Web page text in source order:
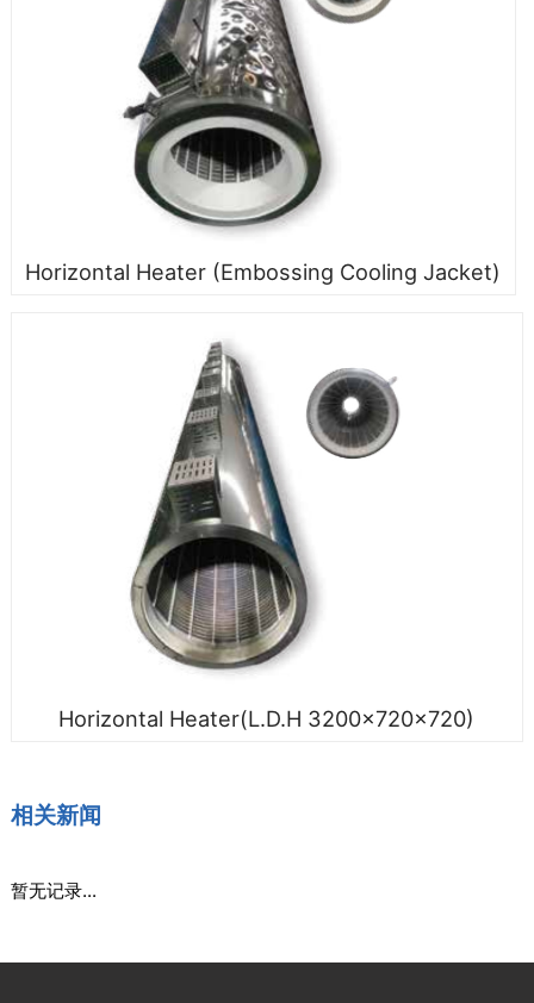
Horizontal Heater (Embossing Cooling Jacket)
Horizontal Heater(L.D.H 3200×720×720)
相关新闻
暂无记录...